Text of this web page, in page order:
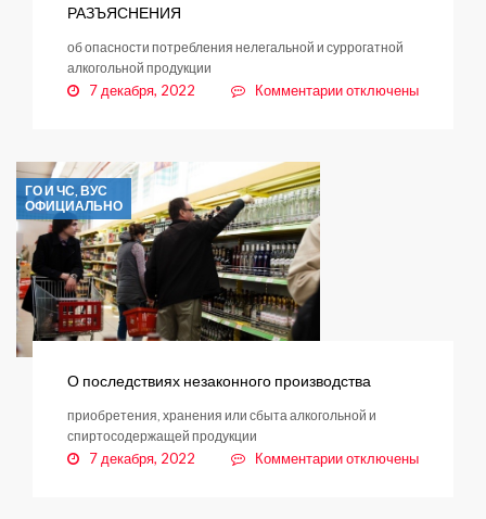
РАЗЪЯСНЕНИЯ
об опасности потребления нелегальной и суррогатной
алкогольной продукции
7 декабря, 2022 Комментариикотключены
ГО И ЧС, ВУС
ОФИЦИАЛЬНО
О последствиях незаконного производства
приобретения, хранения или сбыта алкогольной и
спиртосодержащей продукции
7 декабря, 2022 Комментариикотключены